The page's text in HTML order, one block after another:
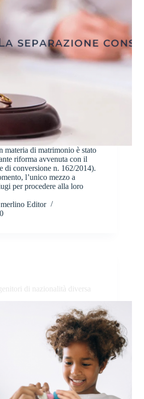
di matrimonio è stato
riforma avvenuta con il
di conversione n. 162/2014).
l’unico mezzo a
per procedere alla loro
Editor
di nazionalità diversa